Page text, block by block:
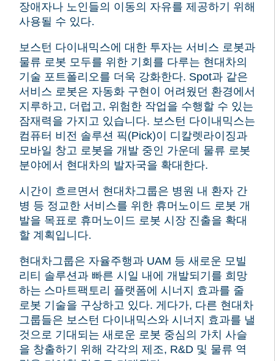
장애자나 노인들의 이동의 자유를 제공하기 위해
사용될 수 있다.
보스턴 다이내믹스에 대한 투자는 서비스 로봇과
물류 로봇 모두를 위한 기회를 다루는 현대차의
기술 포트폴리오를 더욱 강화한다. Spot과 같은
서비스 로봇은 자동화 구현이 어려웠던 환경에서
지루하고, 더럽고, 위험한 작업을 수행할 수 있는
잠재력을 가지고 있습니다. 보스턴 다이내믹스는
컴퓨터 비전 솔루션 픽(Pick)이 디칼렛라이징과
모바일 창고 로봇을 개발 중인 가운데 물류 로봇
분야에서 현대차의 발자국을 확대한다.
시간이 흐르면서 현대차그룹은 병원 내 환자 간
병 등 정교한 서비스를 위한 휴머노이드 로봇 개
발을 목표로 휴머노이드 로봇 시장 진출을 확대
할 계획입니다.
현대차그룹은 자율주행과 UAM 등 새로운 모빌
리티 솔루션과 빠른 시일 내에 개발되기를 희망
하는 스마트팩토리 플랫폼에 시너지 효과를 줄
로봇 기술을 구상하고 있다. 게다가, 다른 현대차
그룹들은 보스턴 다이내믹스와 시너지 효과를 낼
것으로 기대되는 새로운 로봇 중심의 가치 사슬
을 창출하기 위해 각각의 제조, R&D 및 물류 역